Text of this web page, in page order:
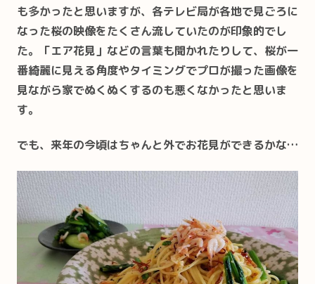
も多かったと思いますが、各テレビ局が各地で見ごろに
なった桜の映像をたくさん流していたのが印象的でし
た。「エア花見」などの言葉も聞かれたりして、桜が一
番綺麗に見える角度やタイミングでプロが撮った画像を
見ながら家でぬくぬくするのも悪くなかったと思いま
す。
でも、来年の今頃はちゃんと外でお花見ができるかな…